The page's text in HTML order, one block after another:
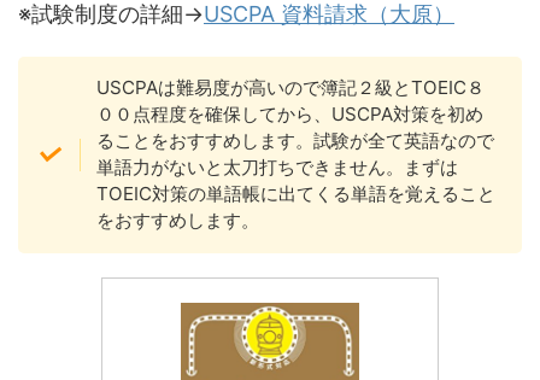
※試験制度の詳細→USCPA 資料請求（大原）
USCPAは難易度が高いので簿記２級とTOEIC８
００点程度を確保してから、USCPA対策を初め
ることをおすすめします。試験が全て英語なので
単語力がないと太刀打ちできません。まずは
TOEIC対策の単語帳に出てくる単語を覚えること
をおすすめします。